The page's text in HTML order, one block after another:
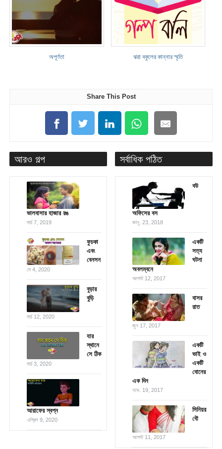
অপূর্ণতা ঝরা বকুলের কান্নার স্মৃতি
Share This Post
আরও গল্প
ভালবাসার হাজার রঙ
মার্চ 7, 2019
ফুচকা
এবং
বেনসন
মে 4, 2020
বুড়ার
বুড়ি
মার্চ 12, 2020
যার
স্থানে
সে ঠিক
মার্চ 3, 2020
আরাফের স্বপ্ন
এপ্রিল 9, 2020
সর্বাধিক পঠিত
বউ
অফিসের বস
জানু. 23, 2018
একটি
সত্য
ঘটনা
অবলম্বনে
আগস্ট 12, 2017
বাসর
রাত
জুন 17, 2017
একটি
ভাই ও
একটি
বোনের
এক দিন
নভে. 19, 2017
সিনিয়র
বৌ
আগস্ট 11, 2017